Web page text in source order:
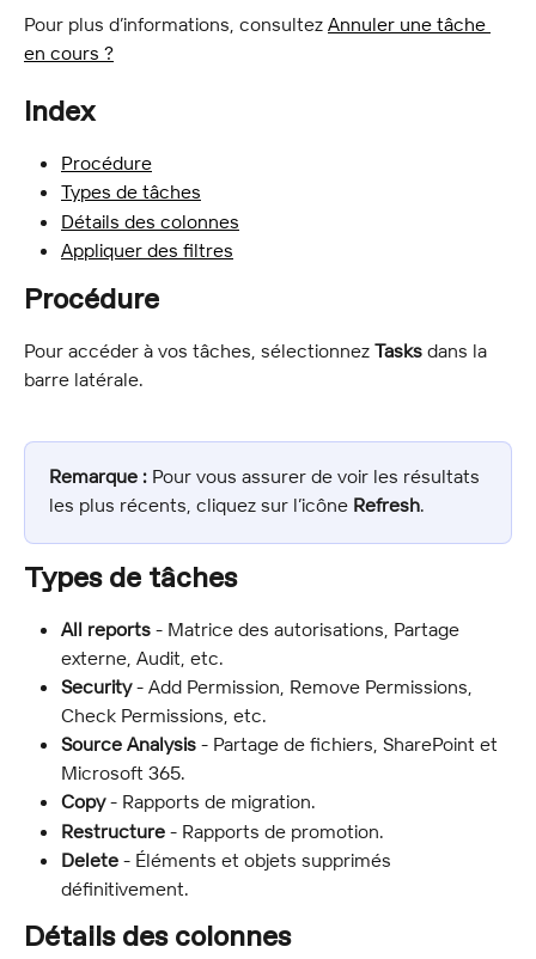
Pour plus d’informations, consultez Annuler une tâche
en cours ?
Index
Procédure
Types de tâches
Détails des colonnes
Appliquer des filtres
Procédure
Pour accéder à vos tâches, sélectionnez Tasks dans la
barre latérale.
Remarque : Pour vous assurer de voir les résultats
les plus récents, cliquez sur l’icône Refresh.
Types de tâches
All reports - Matrice des autorisations, Partage
externe, Audit, etc.
Security - Add Permission, Remove Permissions,
Check Permissions, etc.
Source Analysis - Partage de fichiers, SharePoint et
Microsoft 365.
Copy - Rapports de migration.
Restructure - Rapports de promotion.
Delete - Éléments et objets supprimés
définitivement.
Détails des colonnes